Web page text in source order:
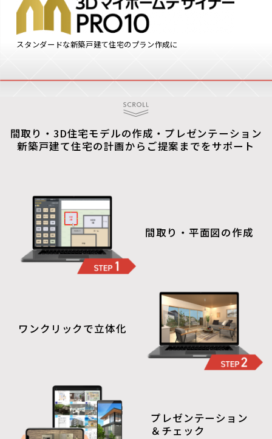
スタンダードな新築戸建て住宅のプラン作成に
間取り・3D住宅モデルの作成・プレゼンテーション
新築戸建て住宅の計画からご提案までをサポート
間取り・平面図の作成
ワンクリックで立体化
プレゼンテーション
＆チェック